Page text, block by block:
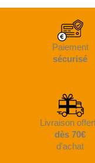
Paiement
sécurisé
Livraison
dès 70€
d'achat